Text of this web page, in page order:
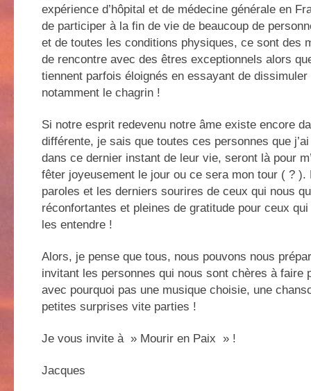
expérience d’hôpital et de médecine générale en
de participer à la fin de vie de beaucoup de
et de toutes les conditions physiques, ce sont des
de rencontre avec des êtres exceptionnels alors
tiennent parfois éloignés en essayant de
notamment le chagrin !
Si notre esprit redevenu notre âme existe encore
différente, je sais que toutes ces personnes que
dans ce dernier instant de leur vie, seront là pour
fêter joyeusement le jour ou ce sera mon tour ( ? ).
paroles et les derniers sourires de ceux qui nous
réconfortantes et pleines de gratitude pour ceux
les entendre !
Alors, je pense que tous, nous pouvons nous
invitant les personnes qui nous sont chères à faire
avec pourquoi pas une musique choisie, une
petites surprises vite parties !
Je vous invite à » Mourir en Paix » !
Jacques